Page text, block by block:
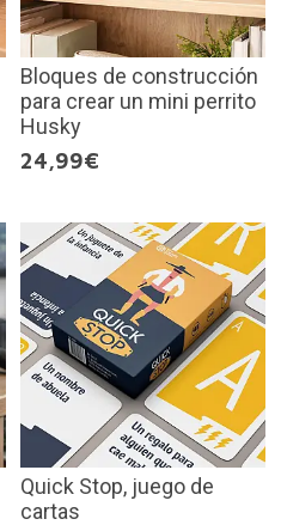
Bloques de construcción
para crear un mini perrito
Husky
24,99€
Quick Stop, juego de
cartas